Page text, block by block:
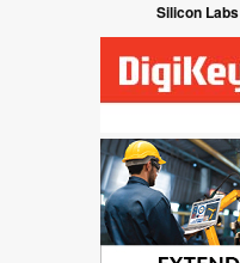
Silicon Labs